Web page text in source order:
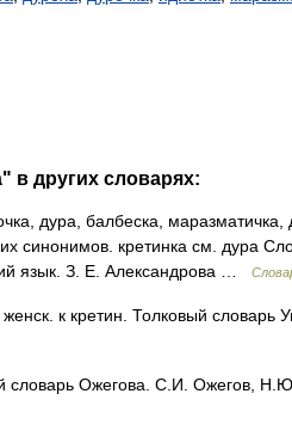
в других словарях:
дура, балбеска, маразматичка,
синонимов. кретинка см. дура
язык. З. Е. Александрова …
к кретин. Толковый словарь
Ожегова. С.И. Ожегов,